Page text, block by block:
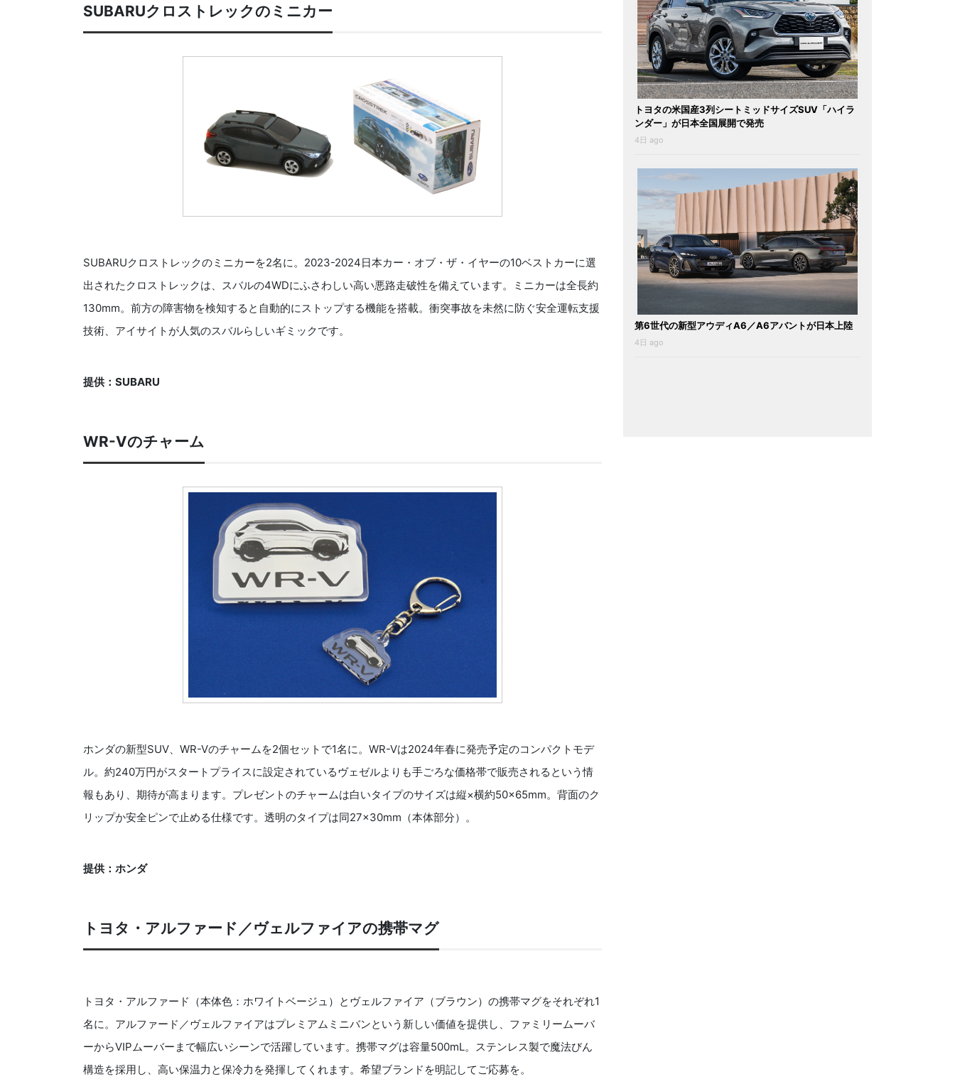
SUBARUクロストレックのミニカー
SUBARUクロストレックのミニカーを2名に。2023-2024日本カー・オブ・ザ・イヤーの10ベストカーに選
出されたクロストレックは、スバルの4WDにふさわしい高い悪路走破性を備えています。ミニカーは全長約
130mm。前方の障害物を検知すると自動的にストップする機能を搭載。衝突事故を未然に防ぐ安全運転支援
技術、アイサイトが人気のスバルらしいギミックです。
提供：SUBARU
WR-Vのチャーム
ホンダの新型SUV、WR-Vのチャームを2個セットで1名に。WR-Vは2024年春に発売予定のコンパクトモデ
ル。約240万円がスタートプライスに設定されているヴェゼルよりも手ごろな価格帯で販売されるという情
報もあり、期待が高まります。プレゼントのチャームは白いタイプのサイズは縦×横約50×65mm。背面のク
リップか安全ピンで止める仕様です。透明のタイプは同27×30mm（本体部分）。
提供：ホンダ
トヨタ・アルファード／ヴェルファイアの携帯マグ
トヨタ・アルファード（本体色：ホワイトベージュ）とヴェルファイア（ブラウン）の携帯マグをそれぞれ1
名に。アルファード／ヴェルファイアはプレミアムミニバンという新しい価値を提供し、ファミリームーバ
ーからVIPムーバーまで幅広いシーンで活躍しています。携帯マグは容量500mL。ステンレス製で魔法びん
構造を採用し、高い保温力と保冷力を発揮してくれます。希望ブランドを明記してご応募を。
トヨタの米国産3列シートミッドサイズSUV「ハイラ
ンダー」が日本全国展開で発売
4日 ago
第6世代の新型アウディA6／A6アバントが日本上陸
4日 ago